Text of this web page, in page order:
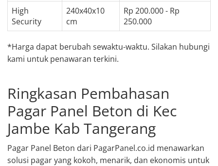
High
Security
240x40x10
cm
Rp 200.000 - Rp
250.000
*Harga dapat berubah sewaktu-waktu. Silakan hubungi
kami untuk penawaran terkini.
Ringkasan Pembahasan
Pagar Panel Beton di Kec
Jambe Kab Tangerang
Pagar Panel Beton dari PagarPanel.co.id menawarkan
solusi pagar yang kokoh, menarik, dan ekonomis untuk